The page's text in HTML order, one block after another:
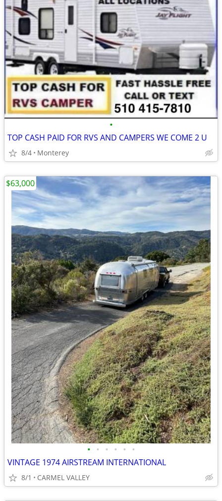
•
TOP CASH PAID FOR RVS AND CAMPERS WE COME 2 U
8/4 Monterey
• • • • • •
VINTAGE 1974 AIRSTREAM INTERNATIONAL
8/1 CARMEL VALLEY
$63,000